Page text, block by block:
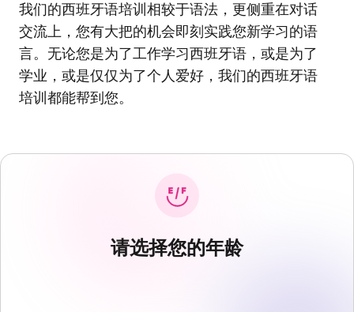
我们的西班牙语培训相较于语法，更侧重在对话
交流上，您有大把的机会即刻实践您新学习的语
言。无论您是为了工作学习西班牙语，或是为了
学业，或是仅仅为了个人爱好，我们的西班牙语
培训都能帮到您。
请选择您的年龄